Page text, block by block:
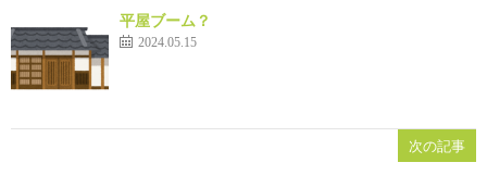
平屋ブーム？
2024.05.15
次の記事